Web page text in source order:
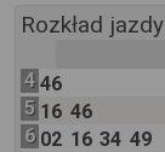
Rozkład jazdy
4 46
5 16 46
6 02 16 34 49